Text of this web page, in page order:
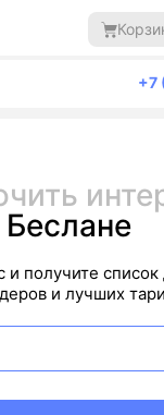
+7
Беслане
и получите
и лучших